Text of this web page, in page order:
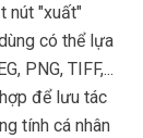
nút "xuất"
có thể lựa
PNG, TIFF,...
để lưu tác
tính cá nhân